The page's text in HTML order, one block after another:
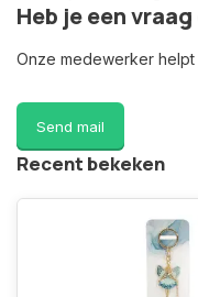
Heb je een
Onze medewerker helpt
Send mail
Recent bekeken